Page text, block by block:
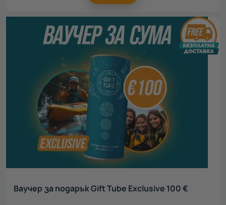
Ваучер за подарък Gift Tube Exclusive 100 €